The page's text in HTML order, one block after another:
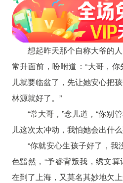
想起昨天那个自称大爷的
常升面前，吩咐道：“大哥，
儿就要临盆了，先让她安心把
林源就好了。”
“常大哥，”念儿道，“你别
儿这次太冲动，我怕她会出什
“你就安心生孩子好了，我
色黯然，“予睿背叛我，绣文
在到了上海，又莫名其妙地欠